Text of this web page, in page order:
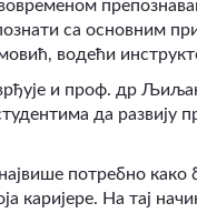
са основним
водећи
и проф. др
да развију
потребно
каријере. На тај